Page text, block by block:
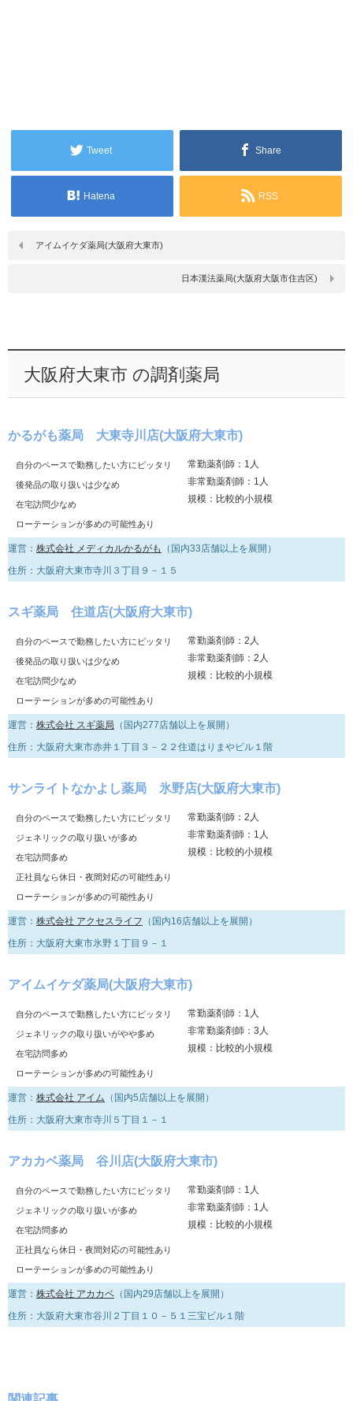
Tweet Share
Hatena RSS
アイムイケダ薬局(大阪府大東市)
日本漢法薬局(大阪府大阪市住吉区)
大阪府大東市 の調剤薬局
かるがも薬局 大東寺川店(大阪府大東市)
自分のペースで勤務したい方にピッタリ
後発品の取り扱いは少なめ
在宅訪問少なめ
ローテーションが多めの可能性あり
常勤薬剤師：1人
非常勤薬剤師：1人
規模：比較的小規模
運営： 株式会社 メディカルかるがも
（国内33店舗以上を展開）
住所：大阪府大東市寺川３丁目９－１５
スギ薬局 住道店(大阪府大東市)
自分のペースで勤務したい方にピッタリ
後発品の取り扱いは少なめ
在宅訪問少なめ
ローテーションが多めの可能性あり
常勤薬剤師：2人
非常勤薬剤師：2人
規模：比較的小規模
運営： 株式会社 スギ薬局 （国内277店舗以上を展開）
住所：大阪府大東市赤井１丁目３－２２住道はりまやビル１階
サンライトなかよし薬局 氷野店(大阪府大東市)
自分のペースで勤務したい方にピッタリ
ジェネリックの取り扱いが多め
在宅訪問多め
正社員なら休日・夜間対応の可能性あり
ローテーションが多めの可能性あり
常勤薬剤師：2人
非常勤薬剤師：1人
規模：比較的小規模
運営： 株式会社 アクセスライフ （国内16店舗以上を展開）
住所：大阪府大東市氷野１丁目９－１
アイムイケダ薬局(大阪府大東市)
自分のペースで勤務したい方にピッタリ
ジェネリックの取り扱いがやや多め
在宅訪問多め
ローテーションが多めの可能性あり
常勤薬剤師：1人
非常勤薬剤師：3人
規模：比較的小規模
運営： 株式会社 アイム （国内5店舗以上を展開）
住所：大阪府大東市寺川５丁目１－１
アカカベ薬局 谷川店(大阪府大東市)
自分のペースで勤務したい方にピッタリ
ジェネリックの取り扱いが多め
在宅訪問多め
正社員なら休日・夜間対応の可能性あり
ローテーションが多めの可能性あり
常勤薬剤師：1人
非常勤薬剤師：1人
規模：比較的小規模
運営： 株式会社 アカカベ （国内29店舗以上を展開）
住所：大阪府大東市谷川２丁目１０－５１三宝ビル１階